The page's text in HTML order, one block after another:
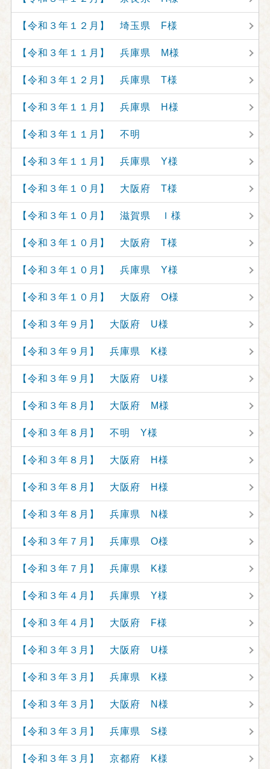
【令和３年１２月】 埼玉県 F様
【令和３年１１月】 兵庫県 M様
【令和３年１２月】 兵庫県 T様
【令和３年１１月】 兵庫県 H様
【令和３年１１月】 不明
【令和３年１１月】 兵庫県 Y様
【令和３年１０月】 大阪府 T様
【令和３年１０月】 滋賀県 Ｉ様
【令和３年１０月】 大阪府 T様
【令和３年１０月】 兵庫県 Y様
【令和３年１０月】 大阪府 O様
【令和３年９月】 大阪府 U様
【令和３年９月】 兵庫県 K様
【令和３年９月】 大阪府 U様
【令和３年８月】 大阪府 M様
【令和３年８月】 不明 Y様
【令和３年８月】 大阪府 H様
【令和３年８月】 大阪府 H様
【令和３年８月】 兵庫県 N様
【令和３年７月】 兵庫県 O様
【令和３年７月】 兵庫県 K様
【令和３年４月】 兵庫県 Y様
【令和３年４月】 大阪府 F様
【令和３年３月】 大阪府 U様
【令和３年３月】 兵庫県 K様
【令和３年３月】 大阪府 N様
【令和３年３月】 兵庫県 S様
【令和３年３月】 京都府 K様